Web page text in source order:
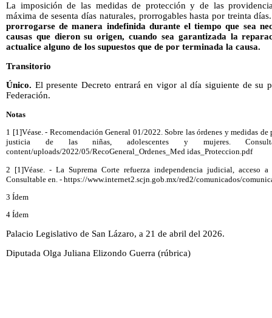
La imposición de las medidas de protección y de las
máxima de sesenta días naturales, prorrogables hasta por treinta
prorrogarse de manera indefinida durante el tiempo que sea
causas que dieron su origen, cuando sea garantizada la
actualice alguno de los supuestos que de por terminada la causa.
Transitorio
Único. El presente Decreto entrará en vigor al día siguiente de
Federación.
Notas
1 [1]Véase. - Recomendación General 01/2022. Sobre las órdenes y medidas
justicia de las niñas, adolescentes y mujeres.
content/uploads/2022/05/RecoGeneral_Ordenes_Med idas_Proteccion.pdf
2 [1]Véase. - La Suprema Corte refuerza independencia judicial, acceso
Consultable en. - https://www.internet2.scjn.gob.mx/red2/comunicados/
3 Ídem
4 Ídem
Palacio Legislativo de San Lázaro, a 21 de abril del 2026.
Diputada Olga Juliana Elizondo Guerra (rúbrica)